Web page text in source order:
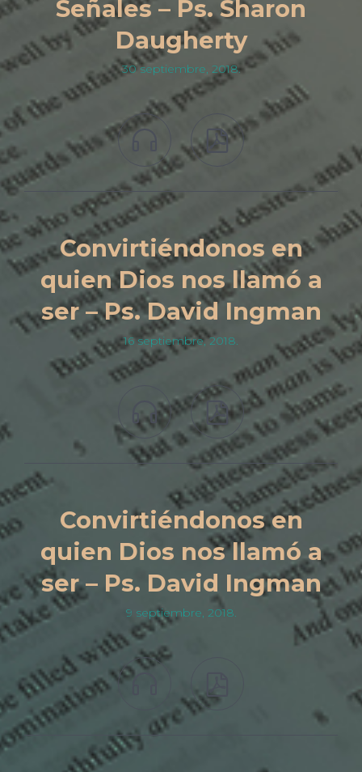
Señales – Ps. Sharon
Daugherty
30 septiembre, 2018.

Convirtiéndonos en
quien Dios nos llamó a
ser – Ps. David Ingman
16 septiembre, 2018.
 
Convirtiéndonos en
quien Dios nos llamó a
ser – Ps. David Ingman
9 septiembre, 2018.
